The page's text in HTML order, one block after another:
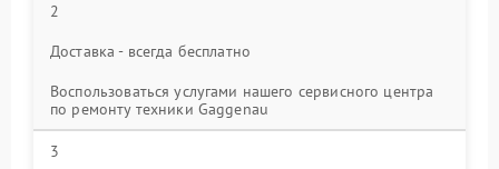
2
Доставка - всегда бесплатно
Воспользоваться услугами нашего сервисного центра
по ремонту техники Gaggenau
3